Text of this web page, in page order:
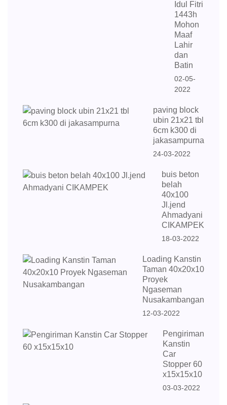
Idul Fitri
1443h
Mohon
Maaf
Lahir
dan
Batin
02-05-
2022
paving block
ubin 21x21 tbl
6cm k300 di
jakasampurna
24-03-2022
buis beton
belah
40x100
Jl.jend
Ahmadyani
CIKAMPEK
18-03-2022
Loading Kanstin
Taman 40x20x10
Proyek
Ngaseman
Nusakambangan
12-03-2022
Pengiriman
Kanstin
Car
Stopper 60
x15x15x10
03-03-2022